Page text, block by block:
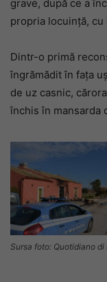
grave, după ce a
propria locuință,
Dintr-o primă
îngrămădit în fața
de uz casnic,
închis în mansarda
Sursa foto: Quotidiano di